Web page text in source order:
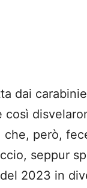
dai
così
però,
seppur
2023 in